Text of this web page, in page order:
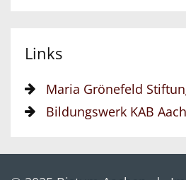
Links
Maria Grönefeld
Bildungswerk KAB